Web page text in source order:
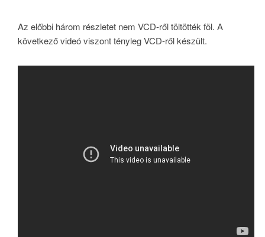
Az előbbi három részletet nem VCD-ről töltötték föl. A
következő videó viszont tényleg VCD-ről készült.